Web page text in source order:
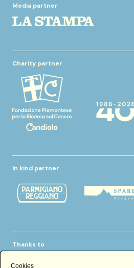
Media partner
Charity partner
In kind partner
Thanks to
Cookies